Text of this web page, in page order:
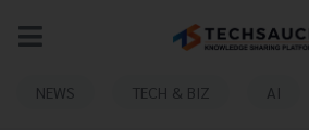
NEWS TECH & BIZ AI